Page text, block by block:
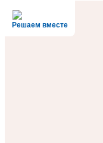
Решаем вместе